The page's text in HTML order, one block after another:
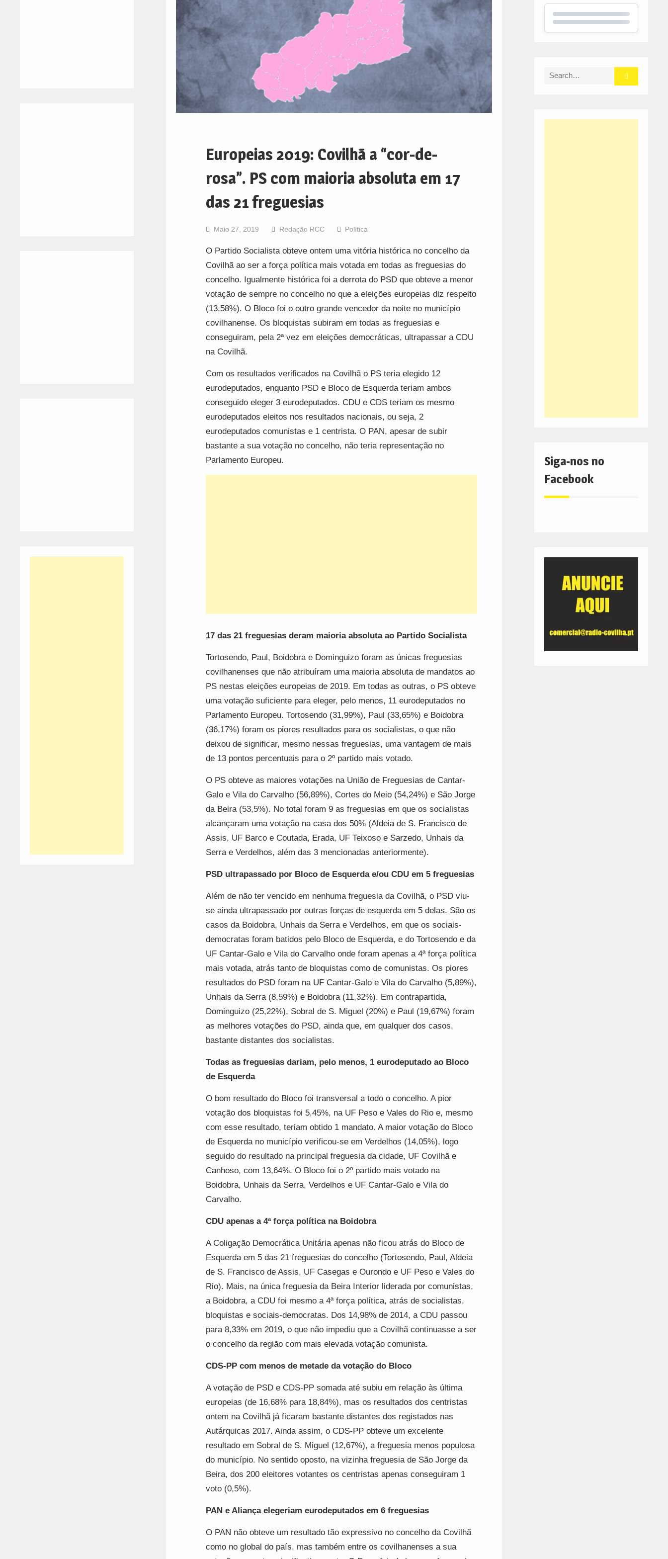
Europeias 2019: Covilhã a “cor-de-
rosa”. PS com maioria absoluta em 17
das 21 freguesias
Maio 27, 2019 Redação RCC Política
O Partido Socialista obteve ontem uma vitória histórica no concelho da
Covilhã ao ser a força política mais votada em todas as freguesias do
concelho. Igualmente histórica foi a derrota do PSD que obteve a menor
votação de sempre no concelho no que a eleições europeias diz respeito
(13,58%). O Bloco foi o outro grande vencedor da noite no município
covilhanense. Os bloquistas subiram em todas as freguesias e
conseguiram, pela 2ª vez em eleições democráticas, ultrapassar a CDU
na Covilhã.
Com os resultados verificados na Covilhã o PS teria elegido 12
eurodeputados, enquanto PSD e Bloco de Esquerda teriam ambos
conseguido eleger 3 eurodeputados. CDU e CDS teriam os mesmo
eurodeputados eleitos nos resultados nacionais, ou seja, 2
eurodeputados comunistas e 1 centrista. O PAN, apesar de subir
bastante a sua votação no concelho, não teria representação no
Parlamento Europeu.
17 das 21 freguesias deram maioria absoluta ao Partido Socialista
Tortosendo, Paul, Boidobra e Dominguizo foram as únicas freguesias
covilhanenses que não atribuíram uma maioria absoluta de mandatos ao
PS nestas eleições europeias de 2019. Em todas as outras, o PS obteve
uma votação suficiente para eleger, pelo menos, 11 eurodeputados no
Parlamento Europeu. Tortosendo (31,99%), Paul (33,65%) e Boidobra
(36,17%) foram os piores resultados para os socialistas, o que não
deixou de significar, mesmo nessas freguesias, uma vantagem de mais
de 13 pontos percentuais para o 2º partido mais votado.
O PS obteve as maiores votações na União de Freguesias de Cantar-
Galo e Vila do Carvalho (56,89%), Cortes do Meio (54,24%) e São Jorge
da Beira (53,5%). No total foram 9 as freguesias em que os socialistas
alcançaram uma votação na casa dos 50% (Aldeia de S. Francisco de
Assis, UF Barco e Coutada, Erada, UF Teixoso e Sarzedo, Unhais da
Serra e Verdelhos, além das 3 mencionadas anteriormente).
PSD ultrapassado por Bloco de Esquerda e/ou CDU em 5 freguesias
Além de não ter vencido em nenhuma freguesia da Covilhã, o PSD viu-
se ainda ultrapassado por outras forças de esquerda em 5 delas. São os
casos da Boidobra, Unhais da Serra e Verdelhos, em que os sociais-
democratas foram batidos pelo Bloco de Esquerda, e do Tortosendo e da
UF Cantar-Galo e Vila do Carvalho onde foram apenas a 4ª força política
mais votada, atrás tanto de bloquistas como de comunistas. Os piores
resultados do PSD foram na UF Cantar-Galo e Vila do Carvalho (5,89%),
Unhais da Serra (8,59%) e Boidobra (11,32%). Em contrapartida,
Dominguizo (25,22%), Sobral de S. Miguel (20%) e Paul (19,67%) foram
as melhores votações do PSD, ainda que, em qualquer dos casos,
bastante distantes dos socialistas.
Todas as freguesias dariam, pelo menos, 1 eurodeputado ao Bloco
de Esquerda
O bom resultado do Bloco foi transversal a todo o concelho. A pior
votação dos bloquistas foi 5,45%, na UF Peso e Vales do Rio e, mesmo
com esse resultado, teriam obtido 1 mandato. A maior votação do Bloco
de Esquerda no município verificou-se em Verdelhos (14,05%), logo
seguido do resultado na principal freguesia da cidade, UF Covilhã e
Canhoso, com 13,64%. O Bloco foi o 2º partido mais votado na
Boidobra, Unhais da Serra, Verdelhos e UF Cantar-Galo e Vila do
Carvalho.
CDU apenas a 4ª força política na Boidobra
A Coligação Democrática Unitária apenas não ficou atrás do Bloco de
Esquerda em 5 das 21 freguesias do concelho (Tortosendo, Paul, Aldeia
de S. Francisco de Assis, UF Casegas e Ourondo e UF Peso e Vales do
Rio). Mais, na única freguesia da Beira Interior liderada por comunistas,
a Boidobra, a CDU foi mesmo a 4ª força política, atrás de socialistas,
bloquistas e sociais-democratas. Dos 14,98% de 2014, a CDU passou
para 8,33% em 2019, o que não impediu que a Covilhã continuasse a ser
o concelho da região com mais elevada votação comunista.
CDS-PP com menos de metade da votação do Bloco
A votação de PSD e CDS-PP somada até subiu em relação às última
europeias (de 16,68% para 18,84%), mas os resultados dos centristas
ontem na Covilhã já ficaram bastante distantes dos registados nas
Autárquicas 2017. Ainda assim, o CDS-PP obteve um excelente
resultado em Sobral de S. Miguel (12,67%), a freguesia menos populosa
do município. No sentido oposto, na vizinha freguesia de São Jorge da
Beira, dos 200 eleitores votantes os centristas apenas conseguiram 1
voto (0,5%).
PAN e Aliança elegeriam eurodeputados em 6 freguesias
O PAN não obteve um resultado tão expressivo no concelho da Covilhã
como no global do país, mas também entre os covilhanenses a sua
Search
Siga-nos no
Facebook